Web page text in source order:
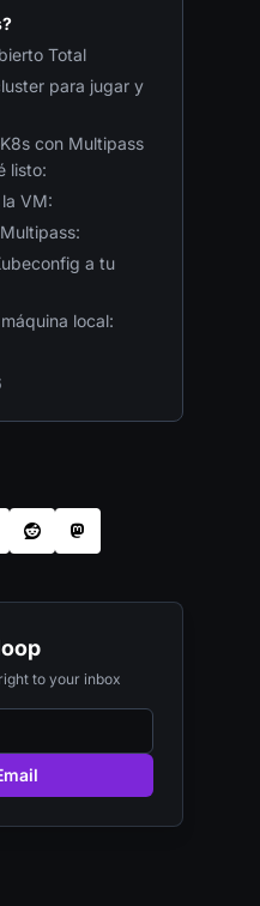
Total
para jugar y
con Multipass
listo:
VM:
a tu
local:
to your inbox